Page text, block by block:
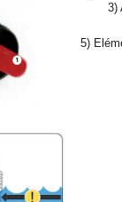
3)
5)